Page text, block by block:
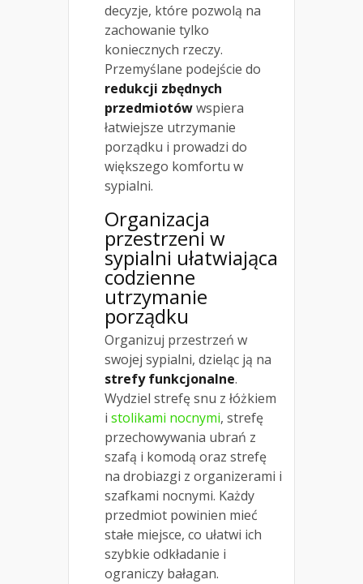
decyzje, które pozwolą na
zachowanie tylko
koniecznych rzeczy.
Przemyślane podejście do
redukcji zbędnych
przedmiotówwspiera
łatwiejsze utrzymanie
porządku i prowadzi do
większego komfortu w
sypialni.
Organizacja
przestrzeni w
sypialni ułatwiająca
codzienne
utrzymanie
porządku
Organizuj przestrzeń w
swojej sypialni, dzieląc ją na
strefy funkcjonalne.
Wydziel strefę snu z łóżkiem
i stolikami nocnymi, strefę
przechowywania ubrań z
szafą i komodą oraz strefę
na drobiazgi z organizerami i
szafkami nocnymi. Każdy
przedmiot powinien mieć
stałe miejsce, co ułatwi ich
szybkie odkładanie i
ograniczy bałagan.